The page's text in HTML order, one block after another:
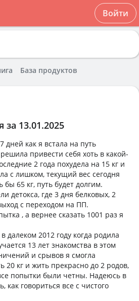
Войти
База продуктов
13.01.2025
дней как я встала на путь
привести себя хоть в какой-
2 года похудела на 15 кг и
с лишком, текущий вес сегодня
бы 65 кг, путь будет долгим.
детокса, где 3 дня белковых, 2
с переходом на ПП.
, а вернее сказать 1001 раз я
далеком 2012 году когда родила
13 лет знакомства в этом
и срывов я смогла
20 кг и жить прекрасно до 2 родов,
попытки были четны. Надеюсь в
как говориться все с чистого